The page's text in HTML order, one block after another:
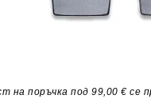
на поръчка под 99,00 € се